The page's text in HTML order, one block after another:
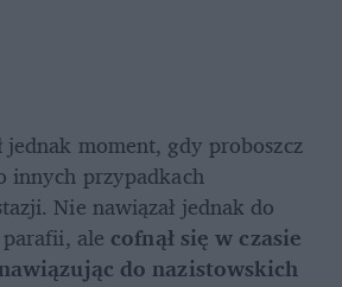
moment, gdy proboszcz
innych przypadkach
Nie nawiązał jednak do
ale cofnął się w czasie
do nazistowskich